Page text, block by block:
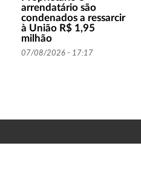
arrendatário são
condenados a ressarcir
à União R$ 1,95
milhão
07/08/2026 - 17:17